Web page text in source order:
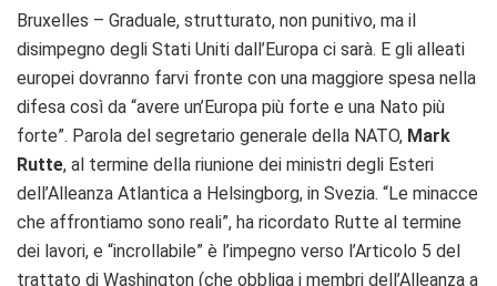
Bruxelles – Graduale, strutturato, non punitivo, ma il
disimpegno degli Stati Uniti dall’Europa ci sarà. E gli alleati
europei dovranno farvi fronte con una maggiore spesa nella
difesa così da “avere un’Europa più forte e una Nato più
forte”. Parola del segretario generale della NATO, Mark
Rutte, al termine della riunione dei ministri degli Esteri
dell’Alleanza Atlantica a Helsingborg, in Svezia. “Le minacce
che affrontiamo sono reali”, ha ricordato Rutte al termine
dei lavori, e “incrollabile” è l’impegno verso l’Articolo 5 del
trattato di Washington (che obbliga i membri dell’Alleanza a